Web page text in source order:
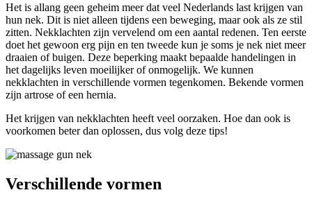
Het is allang geen geheim meer dat veel Nederlands last krijgen van
hun nek. Dit is niet alleen tijdens een beweging, maar ook als ze stil
zitten. Nekklachten zijn vervelend om een aantal redenen. Ten eerste
doet het gewoon erg pijn en ten tweede kun je soms je nek niet meer
draaien of buigen. Deze beperking maakt bepaalde handelingen in
het dagelijks leven moeilijker of onmogelijk. We kunnen
nekklachten in verschillende vormen tegenkomen. Bekende vormen
zijn artrose of een hernia.
Het krijgen van nekklachten heeft veel oorzaken. Hoe dan ook is
voorkomen beter dan oplossen, dus volg deze tips!
Verschillende vormen